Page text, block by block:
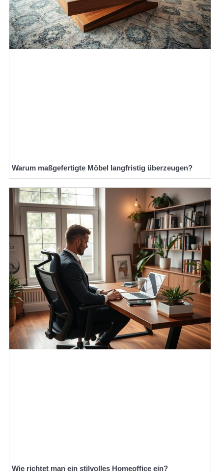
Warum maßgefertigte Möbel langfristig überzeugen?
Wie richtet man ein stilvolles Homeoffice ein?